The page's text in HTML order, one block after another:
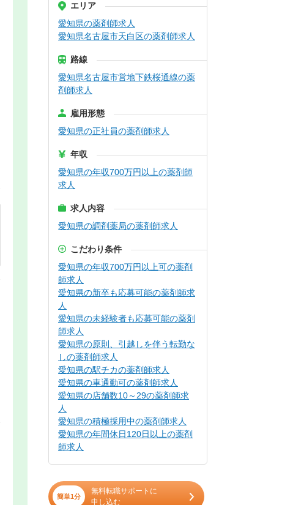
エリア
愛知県の薬剤師求人
愛知県名古屋市天白区の薬剤師求人
路線
愛知県名古屋市営地下鉄桜通線の薬
剤師求人
雇用形態
愛知県の正社員の薬剤師求人
年収
愛知県の年収700万円以上の薬剤師
求人
求人内容
愛知県の調剤薬局の薬剤師求人
こだわり条件
愛知県の年収700万円以上可の薬剤
師求人
愛知県の新卒も応募可能の薬剤師求
人
愛知県の未経験者も応募可能の薬剤
師求人
愛知県の原則、引越しを伴う転勤な
しの薬剤師求人
愛知県の駅チカの薬剤師求人
愛知県の車通勤可の薬剤師求人
愛知県の店舗数10～29の薬剤師求
人
愛知県の積極採用中の薬剤師求人
愛知県の年間休日120日以上の薬剤
師求人
簡単1分
無料転職サポートに
申し込む